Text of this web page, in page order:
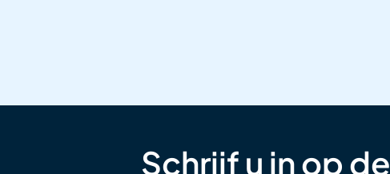
Schrijf u in op de